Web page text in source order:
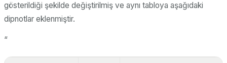
gösterildiği şekilde değiştirilmiş ve aynı tabloya aşağıdaki
dipnotlar eklenmiştir.
“